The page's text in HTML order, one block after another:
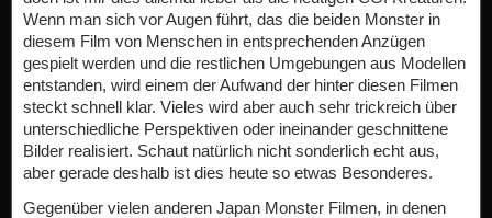
Wenn man sich vor Augen führt, das die beiden Monster in
diesem Film von Menschen in entsprechenden Anzügen
gespielt werden und die restlichen Umgebungen aus Modellen
entstanden, wird einem der Aufwand der hinter diesen Filmen
steckt schnell klar. Vieles wird aber auch sehr trickreich über
unterschiedliche Perspektiven oder ineinander geschnittene
Bilder realisiert. Schaut natürlich nicht sonderlich echt aus,
aber gerade deshalb ist dies heute so etwas Besonderes.
Gegenüber vielen anderen Japan Monster Filmen, in denen